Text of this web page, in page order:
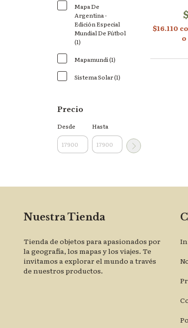
Mapa De
Argentina -
Edición Especial
Mundial De Fútbol
(1)
Mapamundi (1)
Sistema Solar (1)
Precio
Desde
Hasta
$16.110
Nuestra Tienda
Tienda de objetos para apasionados por
la geografía, los mapas y los viajes. Te
invitamos a explorar el mundo a través
de nuestros productos.